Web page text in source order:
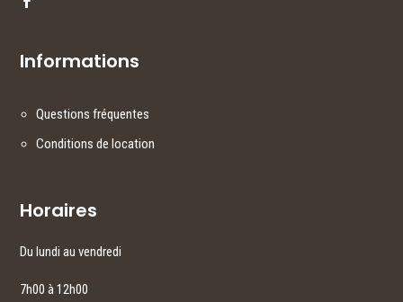
Informations
Questions fréquentes
Conditions de location
Horaires
Du lundi au vendredi
7h00 à 12h00